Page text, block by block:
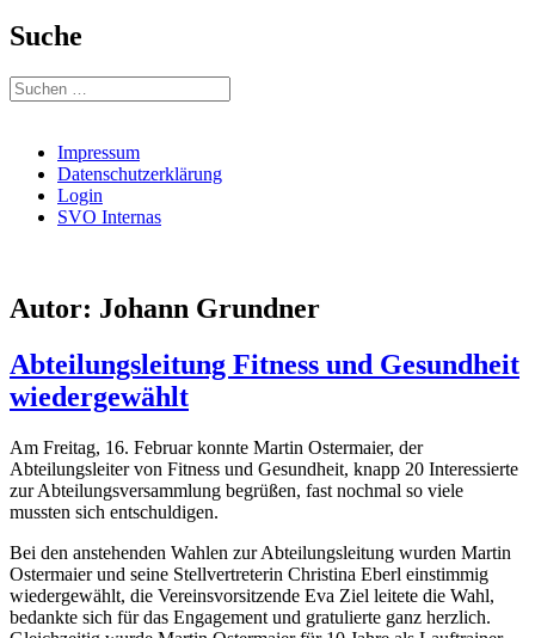
Suche
Suchen
nach:
Impressum
Datenschutzerklärung
Login
SVO Internas
Autor: Johann Grundner
Abteilungsleitung Fitness und Gesundheit
wiedergewählt
Am Freitag, 16. Februar konnte Martin Ostermaier, der
Abteilungsleiter von Fitness und Gesundheit, knapp 20 Interessierte
zur Abteilungsversammlung begrüßen, fast nochmal so viele
mussten sich entschuldigen.
Bei den anstehenden Wahlen zur Abteilungsleitung wurden Martin
Ostermaier und seine Stellvertreterin Christina Eberl einstimmig
wiedergewählt, die Vereinsvorsitzende Eva Ziel leitete die Wahl,
bedankte sich für das Engagement und gratulierte ganz herzlich.